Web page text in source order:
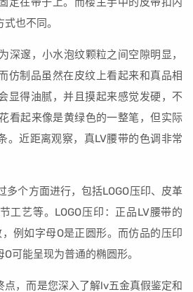
也不同。
深邃，小水泡纹颗粒之间空隙明显，
仿制品虽然在皮纹上看起来和真品相
显得油腻，并且摸起来感觉发硬，不
看起来像是黄绿色的一整笔，但实际
。近距离观察，真LV腰带的色调非常
多个方面进行，包括LOGO压印、皮革
工艺等。LOGO压印：正品LV腰带的
，例如字母O是正圆形。而仿品的压印
可能呈现为普通的椭圆形。
点，而是您深入了解lv五金真假鉴定和